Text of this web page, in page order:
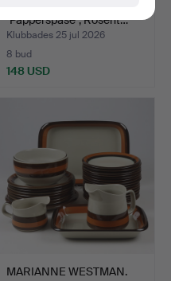
"Papperspåse", Rosent…
Klubbades 25 jul 2026
8 bud
148 USD
MARIANNE WESTMAN.